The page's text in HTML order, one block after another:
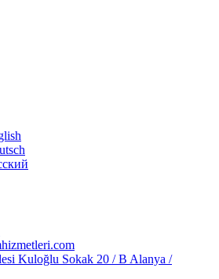
Kuloğlu Sokak 20 / B Alanya /